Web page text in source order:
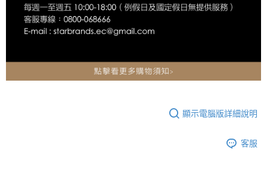
顯示電腦版詳細說明
客服